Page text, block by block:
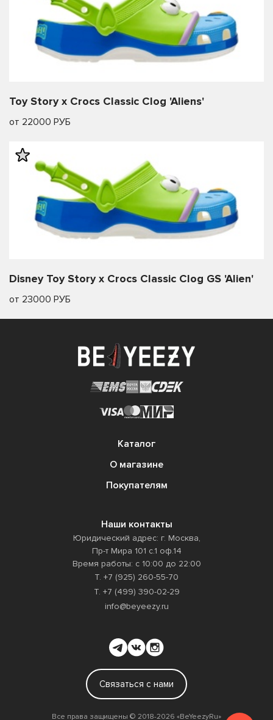
Toy Story x Crocs Classic Clog 'Aliens'
от 22000 РУБ
Disney Toy Story x Crocs Classic Clog GS 'Alien'
от 23000 РУБ
Каталог
О магазине
Покупателям
Наши контакты
Юридический адрес: г. Москва,
Пр-т Мира 101 с.1 оф.14
Время работы: с 10:00 до 22:00
Т. +7 (925) 260-55-70
Т. +7 (499) 390-02-29
info@beyeezy.ru
Связаться с нами
Все права защищены ©️ 2018-2026 «BeYeezyRu»